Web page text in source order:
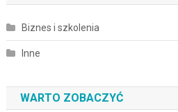
Biznes i szkolenia
Inne
WARTO ZOBACZYĆ